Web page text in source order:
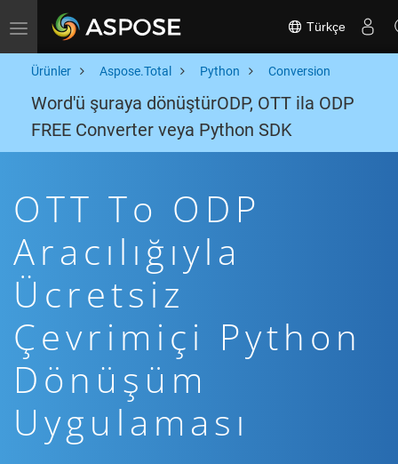
Toggle navigation Türkçe
Ürünler Aspose.Total Python Conversion
Word'ü şuraya dönüştürODP, OTT ila ODP
FREE Converter veya Python SDK
OTT To ODP
Aracılığıyla
Ücretsiz
Çevrimiçi Python
Dönüşüm
Uygulaması